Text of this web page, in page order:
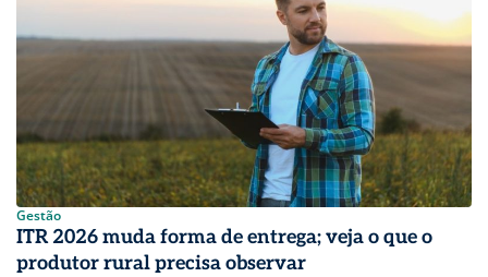
Gestão
ITR 2026 muda forma de entrega; veja o que o
produtor rural precisa observar